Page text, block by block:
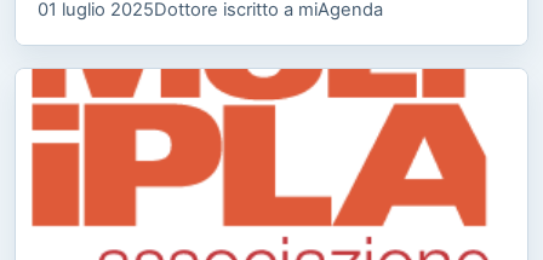
01 luglio 2025Dottore iscritto a miAgenda